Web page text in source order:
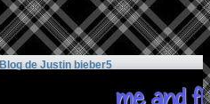
Blog de Justin bieber5
me and